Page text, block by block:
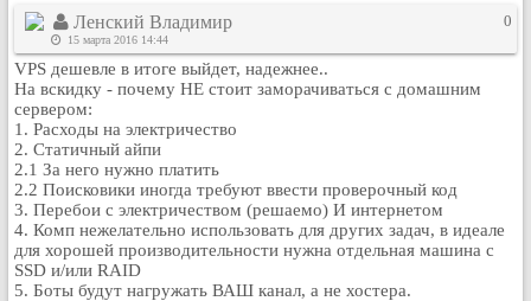
Ленский Владимир
15 марта 2016 14:44
0
VPS дешевле в итоге выйдет, надежнее..
На вскидку - почему НЕ стоит заморачиваться с домашним
сервером:
1. Расходы на электричество
2. Статичный айпи
2.1 За него нужно платить
2.2 Поисковики иногда требуют ввести проверочный код
3. Перебои с электричеством (решаемо) И интернетом
4. Комп нежелательно использовать для других задач, в идеале
для хорошей производительности нужна отдельная машина с
SSD и/или RAID
5. Боты будут нагружать ВАШ канал, а не хостера.